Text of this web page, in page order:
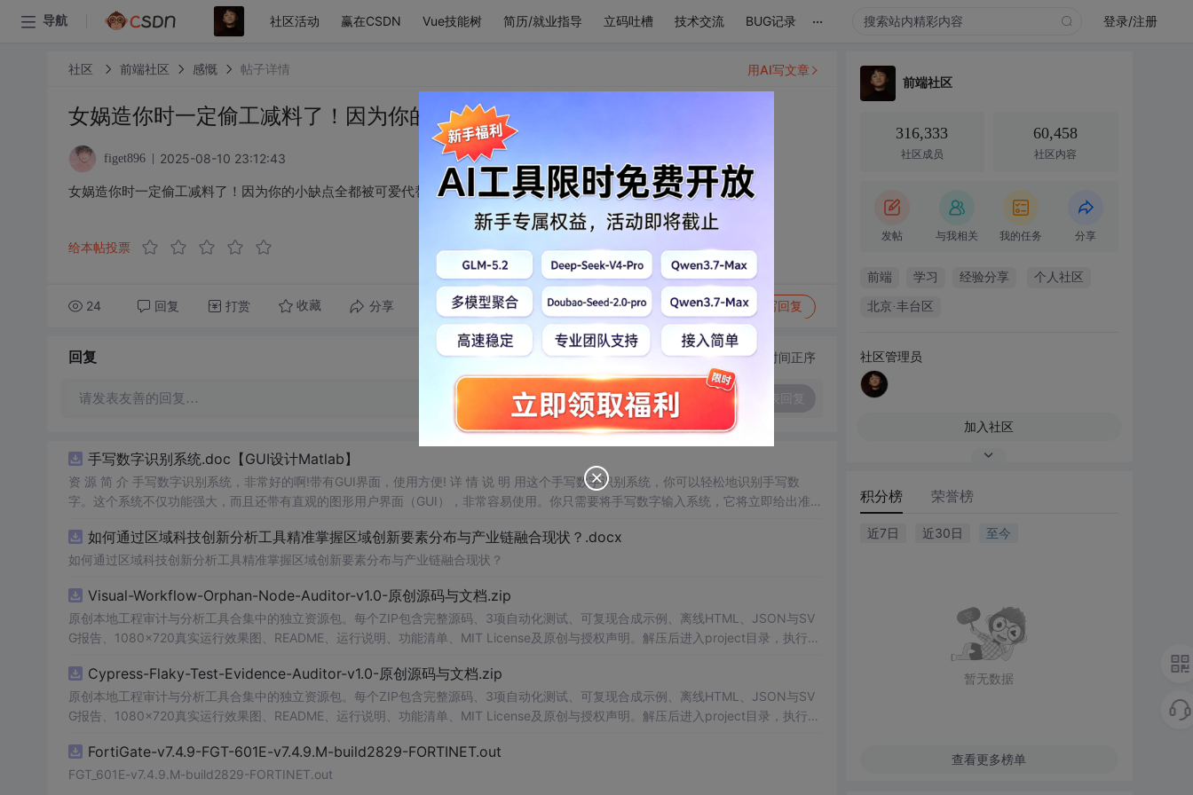
导航 社区活动 赢在CSDN Vue技能树 简历/就业指导 立码吐槽 技术交流 BUG记录 ... 登录/注册
社区 前端社区 感慨 帖子详情
女娲造你时一定偷工减料了！因为你的小缺点全都被可爱代替了！
figet896 2025-08-10 23:12:43
女娲造你时一定偷工减料了！因为你的小缺点全都被可爱代替了！
给本帖投票
24 回复 打赏 收藏 分享 转发到动态 举报 写回复
用AI写文章
回复 切换为时间正序
请发表友善的回复…
手写数字识别系统.doc【GUI设计Matlab】
资 源 简 介 手写数字识别系统，非常好的啊!带有GUI界面，使用方便! 详 情 说 明 用这个手写数字识别系统，你可以轻松地识别手写数
字。这个系统不仅功能强大，而且还带有直观的图形用户界面（GUI），非常容易使用。你只需要将手写数字输入系统，它将立即给出准确
便和实用的工具，你一定会喜欢它的！
如何通过区域科技创新分析工具精准掌握区域创新要素分布与产业链融合现状？.docx
如何通过区域科技创新分析工具精准掌握区域创新要素分布与产业链融合现状？
Visual-Workflow-Orphan-Node-Auditor-v1.0-原创源码与文档.zip
原创本地工程审计与分析工具合集中的独立资源包。每个ZIP包含完整源码、3项自动化测试、可复现合成示例、离线HTML、JSON与SV
G报告、1080×720真实运行效果图、README、运行说明、功能清单、MIT License及原创与授权声明。解压后进入project目录，执行np
源码、Logo、官方截图、论文、生产日志或其他受限素材。适合前端开发、AI应用工程、测试审计和课程实践。
Cypress-Flaky-Test-Evidence-Auditor-v1.0-原创源码与文档.zip
原创本地工程审计与分析工具合集中的独立资源包。每个ZIP包含完整源码、3项自动化测试、可复现合成示例、离线HTML、JSON与SV
G报告、1080×720真实运行效果图、README、运行说明、功能清单、MIT License及原创与授权声明。解压后进入project目录，执行np
源码、Logo、官方截图、论文、生产日志或其他受限素材。适合前端开发、AI应用工程、测试审计和课程实践。
FortiGate-v7.4.9-FGT-601E-v7.4.9.M-build2829-FORTINET.out
FGT_601E-v7.4.9.M-build2829-FORTINET.out
前端社区
316,333
社区成员
60,458
社区内容
发帖 与我相关 我的任务 分享
前端 学习 经验分享 个人社区
北京·丰台区
社区管理员
加入社区
积分榜 荣誉榜
近7日 近30日 至今
暂无数据
查看更多榜单